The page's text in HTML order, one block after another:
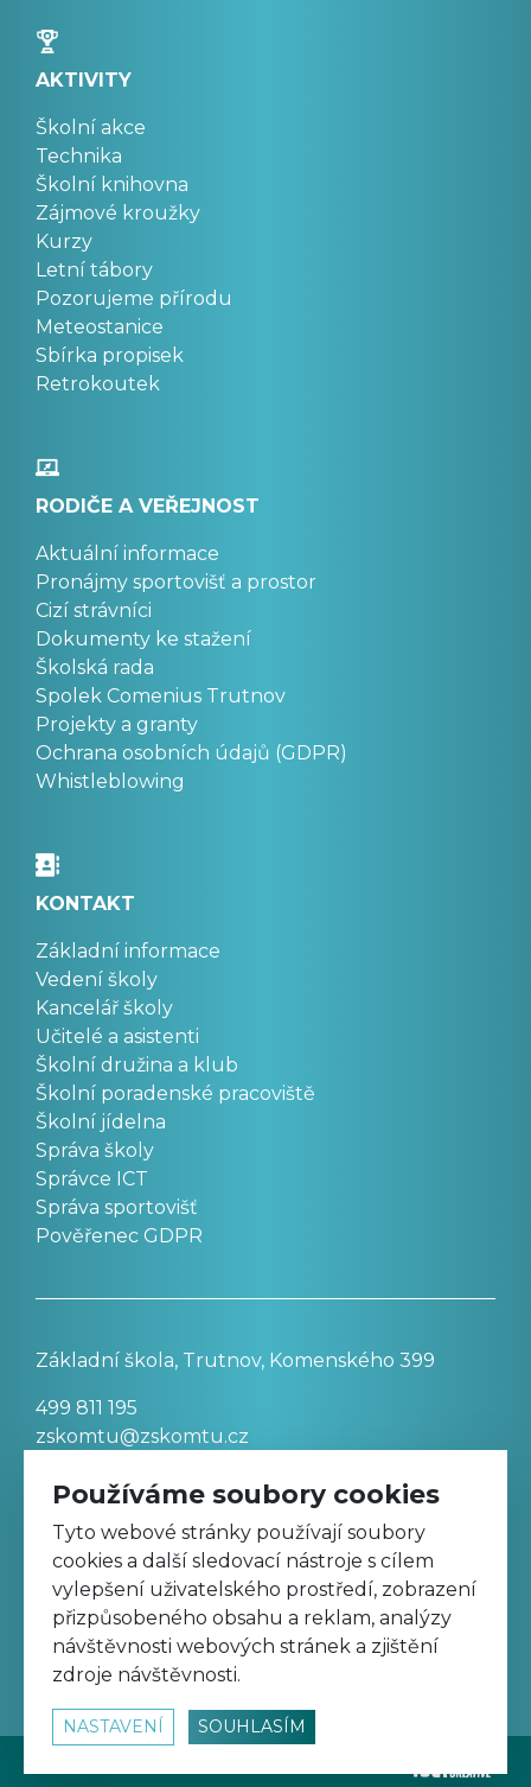
AKTIVITY
Školní akce
Technika
Školní knihovna
Zájmové kroužky
Kurzy
Letní tábory
Pozorujeme přírodu
Meteostanice
Sbírka propisek
Retrokoutek
RODIČE A VEŘEJNOST
Aktuální informace
Pronájmy sportovišť a prostor
Cizí strávníci
Dokumenty ke stažení
Školská rada
Spolek Comenius Trutnov
Projekty a granty
Ochrana osobních údajů (GDPR)
Whistleblowing
KONTAKT
Základní informace
Vedení školy
Kancelář školy
Učitelé a asistenti
Školní družina a klub
Školní poradenské pracoviště
Školní jídelna
Správa školy
Správce ICT
Správa sportovišť
Pověřenec GDPR
Základní škola, Trutnov, Komenského 399
499 811 195
zskomtu@zskomtu.cz
Prohlášení o přístupnosti stránek
Nastavení cookies
Sledujte nás na Facebooku
Používáme soubory cookies
Tyto webové stránky používají soubory
cookies a další sledovací nástroje s cílem
vylepšení uživatelského prostředí, zobrazení
přizpůsobeného obsahu a reklam, analýzy
návštěvnosti webových stránek a zjištění
zdroje návštěvnosti.
NASTAVENÍ SOUHLASÍM